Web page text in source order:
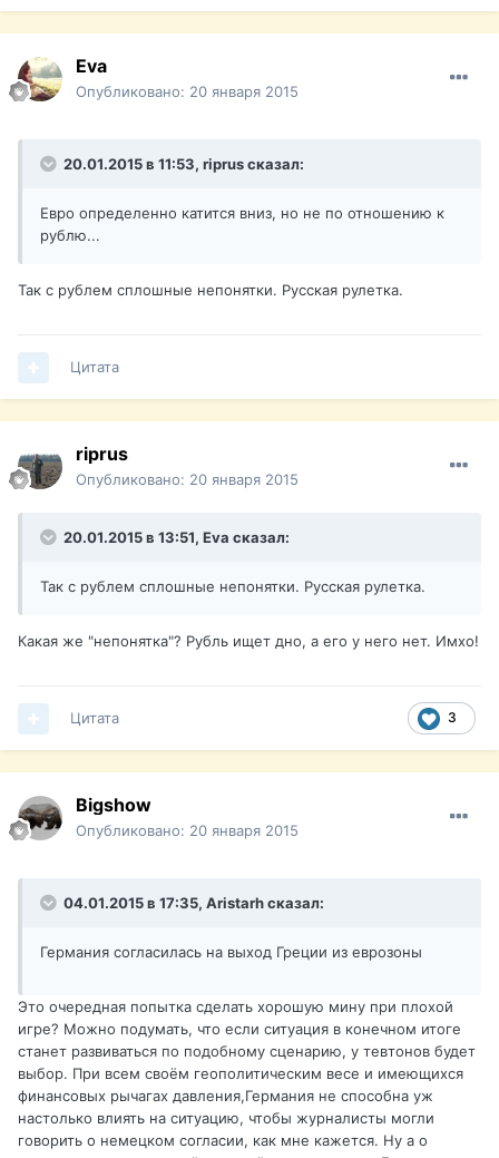
Eva
Опубликовано: 20 января 2015
20.01.2015 в 11:53, riprus сказал:
Евро определенно катится вниз, но не по отношению к
рублю...
Так с рублем сплошные непонятки. Русская рулетка.
Цитата
riprus
Опубликовано: 20 января 2015
20.01.2015 в 13:51, Eva сказал:
Так с рублем сплошные непонятки. Русская рулетка.
Какая же "непонятка"? Рубль ищет дно, а его у него нет. Имхо!
3
Цитата
Bigshow
Опубликовано: 20 января 2015
04.01.2015 в 17:35, Aristarh сказал:
Германия согласилась на выход Греции из еврозоны
Это очередная попытка сделать хорошую мину при плохой
игре? Можно подумать, что если ситуация в конечном итоге
станет развиваться по подобному сценарию, у тевтонов будет
выбор. При всем своём геополитическим весе и имеющихся
финансовых рычагах давления,Германия не способна уж
настолько влиять на ситуацию, чтобы журналисты могли
говорить о немецком согласии, как мне кажется. Ну а о